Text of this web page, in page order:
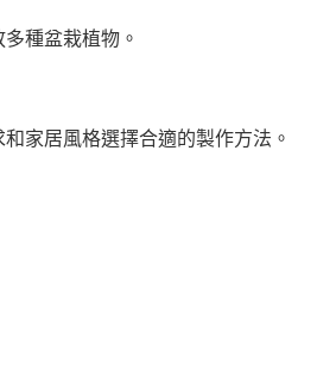
種盆栽植物。
家居風格選擇合適的製作方法。